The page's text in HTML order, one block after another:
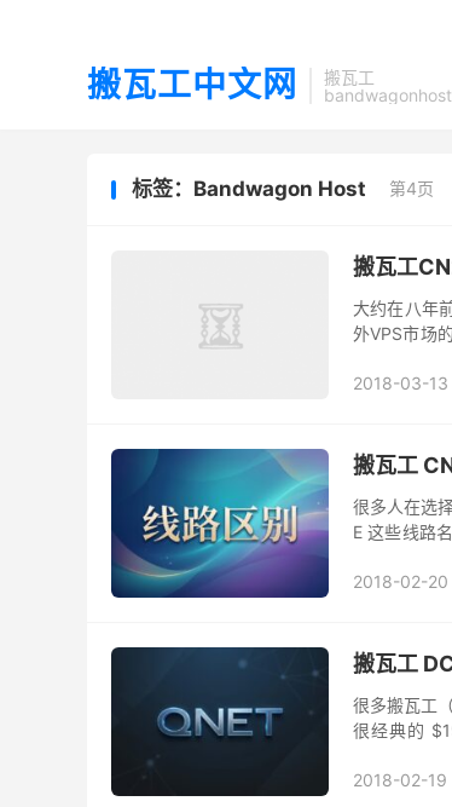
搬瓦工中文网
搬瓦工
bandwagonhost
标签：Bandwagon Host 第4页
搬瓦工
大约在八年
外VPS市场
2018-03-13
搬瓦工
很多人在选
E 这些线路
2018-02-20
搬瓦工
很多搬瓦工
很经典的
2018-02-19